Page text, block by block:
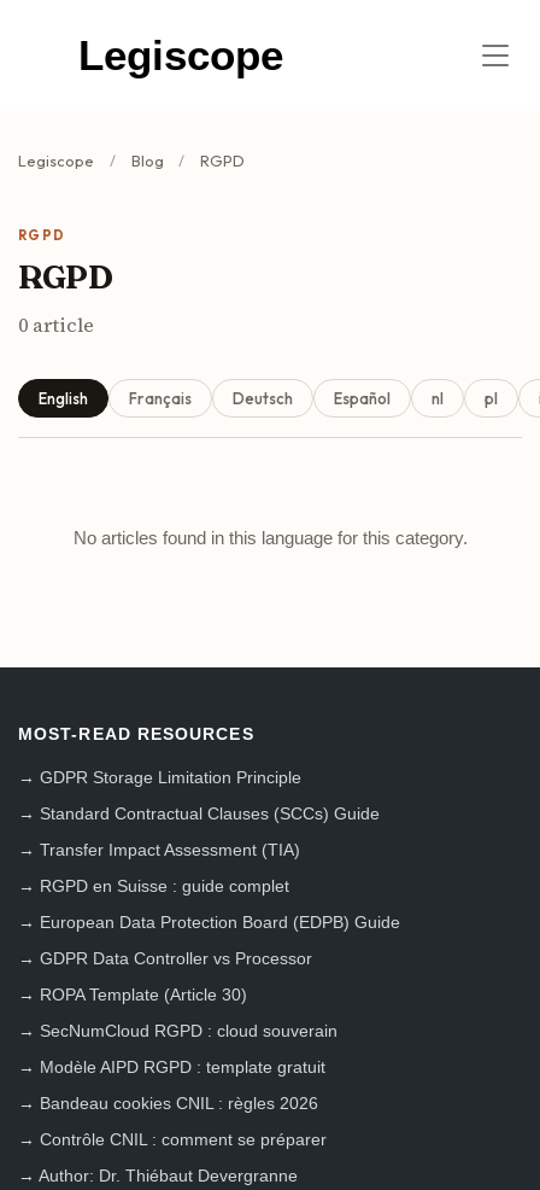
Legiscope
Legiscope Blog RGPD
RGPD
RGPD
0 article
English Français Deutsch Español nl pl
No articles found in this language for this category.
MOST-READ RESOURCES
→ GDPR Storage Limitation Principle
→ Standard Contractual Clauses (SCCs) Guide
→ Transfer Impact Assessment (TIA)
→ RGPD en Suisse : guide complet
→ European Data Protection Board (EDPB) Guide
→ GDPR Data Controller vs Processor
→ ROPA Template (Article 30)
→ SecNumCloud RGPD : cloud souverain
→ Modèle AIPD RGPD : template gratuit
→ Bandeau cookies CNIL : règles 2026
→ Contrôle CNIL : comment se préparer
→ Author: Dr. Thiébaut Devergranne